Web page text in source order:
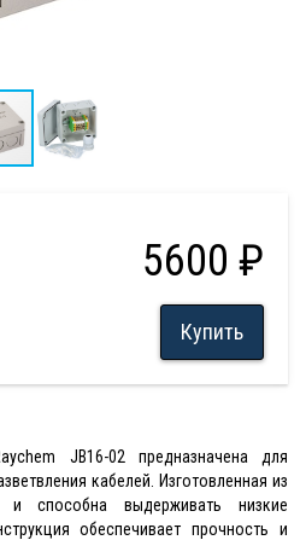
5600 ₽
Купить
JB16-02 предназначена для
кабелей. Изготовленная из
и способна выдерживать низкие
обеспечивает прочность и